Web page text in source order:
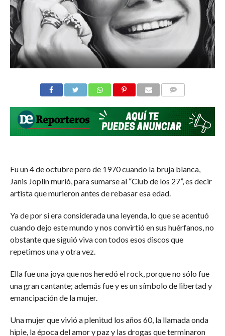
Fu un 4 de octubre pero de 1970 cuando la bruja blanca,
Janis Joplin murió, para sumarse al “Club de los 27”, es decir
artista que murieron antes de rebasar esa edad.
Ya de por si era considerada una leyenda, lo que se acentuó
cuando dejo este mundo y nos convirtió en sus huérfanos, no
obstante que siguió viva con todos esos discos que
repetimos una y otra vez.
Ella fue una joya que nos heredó el rock, porque no sólo fue
una gran cantante; además fue y es un símbolo de libertad y
emancipación de la mujer.
Una mujer que vivió a plenitud los años 60, la llamada onda
hipie, la época del amor y paz y las drogas que terminaron